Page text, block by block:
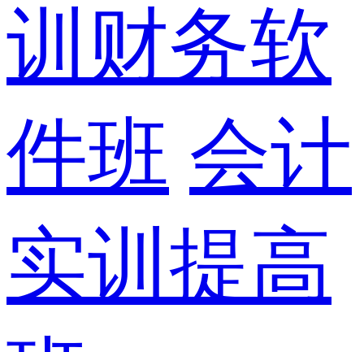
训财务软
件班 会计
实训提高